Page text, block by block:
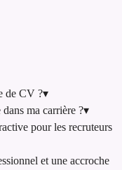
de CV ?▾
ma carrière ?▾
pour les recruteurs
et une accroche